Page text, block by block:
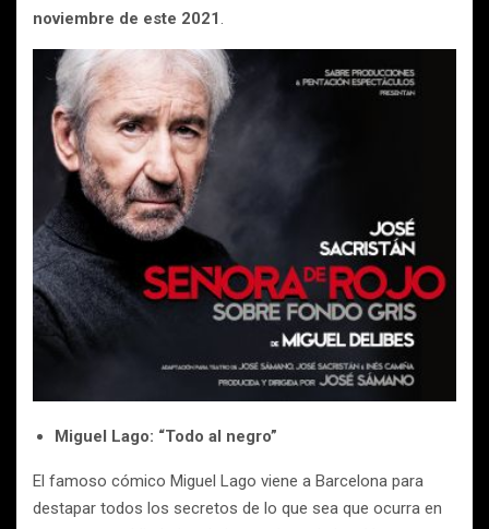
noviembre de este 2021.
Miguel Lago: “Todo al negro”
El famoso cómico Miguel Lago viene a Barcelona para
destapar todos los secretos de lo que sea que ocurra en